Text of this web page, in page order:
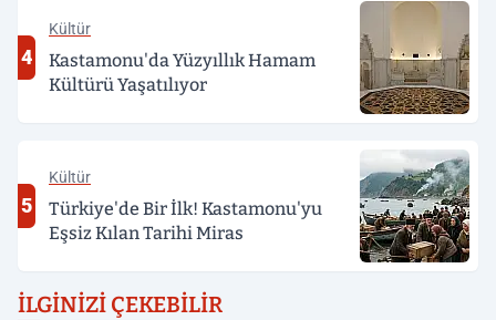
4
Kültür
Kastamonu'da Yüzyıllık Hamam
Kültürü Yaşatılıyor
5
Kültür
Türkiye'de Bir İlk! Kastamonu'yu
Eşsiz Kılan Tarihi Miras
İLGINIZI ÇEKEBILIR